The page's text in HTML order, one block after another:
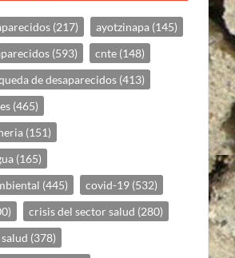
(217) ayotzinapa (145)
(593) cnte (148)
de desaparecidos (413)
(465)
(151)
(165)
(445) covid-19 (532)
crisis del sector salud (280)
(378)